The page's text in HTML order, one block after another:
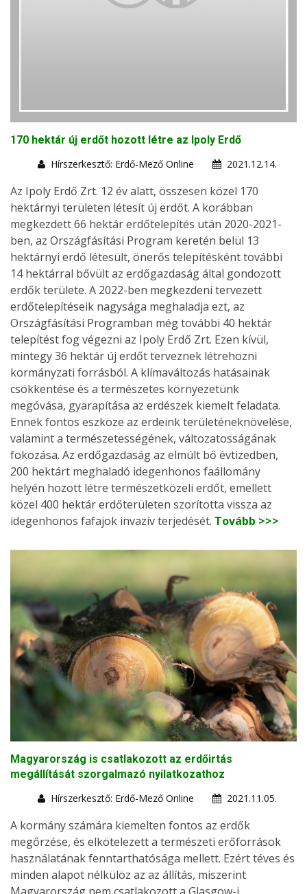
170 hektár új erdőt hozott létre az Ipoly Erdő
Hírszerkesztő: Erdő-Mező Online
2021.12.14.
Az Ipoly Erdő Zrt. 12 év alatt, összesen közel 170
hektárnyi területen létesít új erdőt. A korábban
megkezdett 66 hektár erdőtelepítés után 2020-2021-
ben, az Országfásítási Program keretén belül 13
hektárnyi erdő létesült, önerős telepítésként további
14 hektárral bővült az erdőgazdaság által gondozott
erdők területe. A 2022-ben megkezdeni tervezett
erdőtelepítéseik nagysága meghaladja ezt, az
Országfásítási Programban még további 40 hektár
telepítést fog végezni az Ipoly Erdő Zrt. Ezen kívül,
mintegy 36 hektár új erdőt terveznek létrehozni
kormányzati forrásból. A klímaváltozás hatásainak
csökkentése és a természetes környezetünk
megóvása, gyarapítása az erdészek kiemelt feladata.
Ennek fontos eszköze az erdeink területéneknövelése,
valamint a természetességének, változatosságának
fokozása. Az erdőgazdaság az elmúlt bő évtizedben,
200 hektárt meghaladó idegenhonos faállomány
helyén hozott létre természetközeli erdőt, emellett
közel 400 hektár erdőterületen szorította vissza az
idegenhonos fafajok invazív terjedését. Tovább >>>
Magyarország is csatlakozott az erdőirtás
megállítását szorgalmazó nyilatkozathoz
Hírszerkesztő: Erdő-Mező Online
2021.11.05.
A kormány számára kiemelten fontos az erdők
megőrzése, és elkötelezett a természeti erőforrások
használatának fenntarthatósága mellett. Ezért téves és
minden alapot nélkülöz az az állítás, miszerint